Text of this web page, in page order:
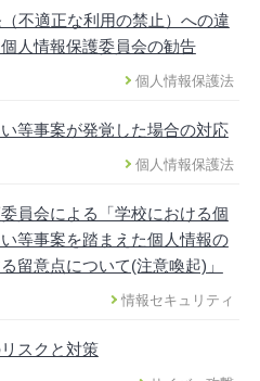
不適正な利用の禁止）への違
人情報保護委員会の勧告
個人情報保護法
等事案が発覚した場合の対応
個人情報保護法
員会による「学校における個
等事案を踏まえた個人情報の
留意点について(注意喚起)」
情報セキュリティ
スクと対策